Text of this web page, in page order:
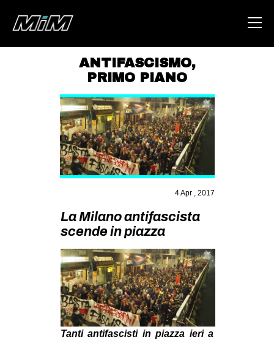
HOME
ABOUT
AREA
DEGENERAZIONE
GAZA FREESTYLE
CSOA LAMBRETTA
MSM
STUDENTI TSUNAMI
ZAM
MILANO
MOBILITAZIONI
SPAZI
ANTIFASCISMO,
PRIMO PIANO
4 Apr , 2017
La Milano antifascista
scende in piazza
Tanti antifascisti in piazza ieri a